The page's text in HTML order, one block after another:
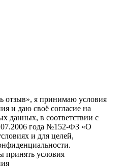
отзыв», я принимаю условия
и даю своё согласие на
данных, в соответствии с
года №152-ФЗ «О
и для целей,
принять условия